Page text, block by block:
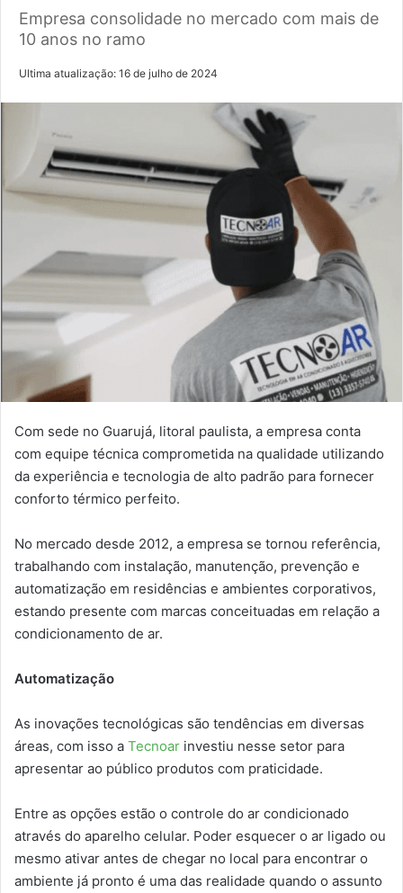
Empresa consolidade no mercado com mais de
10 anos no ramo
Ultima atualização: 16 de julho de 2024
Com sede no Guarujá, litoral paulista, a empresa conta
com equipe técnica comprometida na qualidade utilizando
da experiência e tecnologia de alto padrão para fornecer
conforto térmico perfeito.
No mercado desde 2012, a empresa se tornou referência,
trabalhando com instalação, manutenção, prevenção e
automatização em residências e ambientes corporativos,
estando presente com marcas conceituadas em relação a
condicionamento de ar.
Automatização
As inovações tecnológicas são tendências em diversas
áreas, com isso a Tecnoar investiu nesse setor para
apresentar ao público produtos com praticidade.
Entre as opções estão o controle do ar condicionado
através do aparelho celular. Poder esquecer o ar ligado ou
mesmo ativar antes de chegar no local para encontrar o
ambiente já pronto é uma das realidade quando o assunto